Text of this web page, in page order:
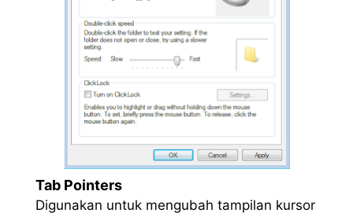
Tab Pointers
Digunakan untuk mengubah tampilan kursor